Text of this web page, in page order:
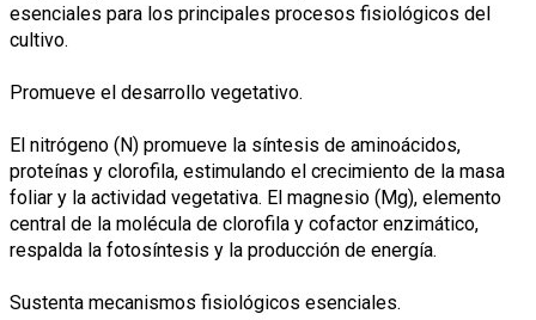
esenciales para los principales procesos fisiológicos del
cultivo.
Promueve el desarrollo vegetativo.
El nitrógeno (N) promueve la síntesis de aminoácidos,
proteínas y clorofila, estimulando el crecimiento de la masa
foliar y la actividad vegetativa. El magnesio (Mg), elemento
central de la molécula de clorofila y cofactor enzimático,
respalda la fotosíntesis y la producción de energía.
Sustenta mecanismos fisiológicos esenciales.